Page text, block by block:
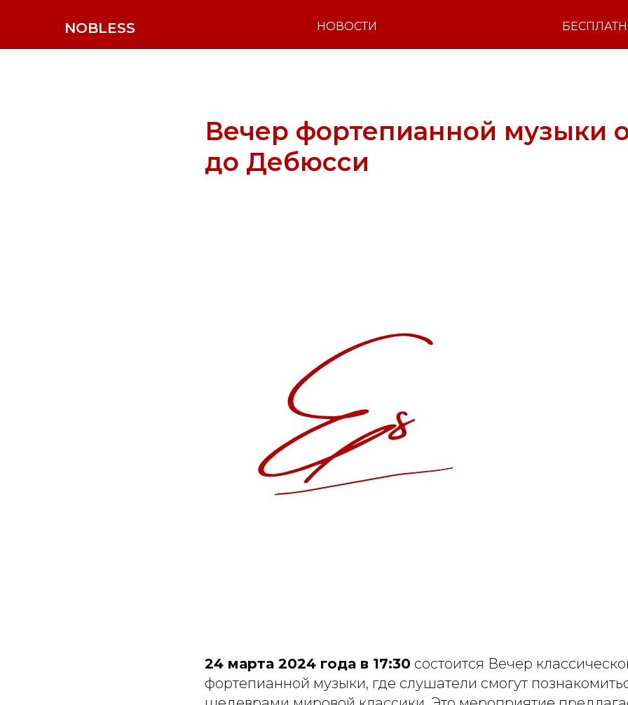
NOBLESS НОВОСТИ
Вечер фортепианной музыки
до Дебюсси
24 марта 2024 года в 17:30 состоится Вечер
фортепианной музыки, где слушатели смогут